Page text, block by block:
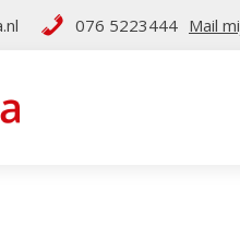
076 5223444 Mail